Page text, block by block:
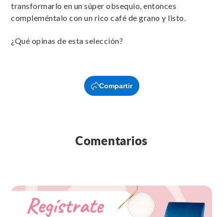
transformarlo en un súper obsequio, entonces
compleméntalo con un rico café de grano y listo.
¿Qué opinas de esta selección?
Compartir
Comentarios